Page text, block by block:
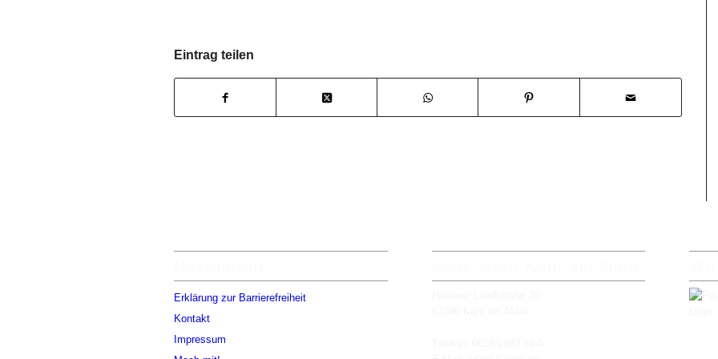
Eintrag teilen
Erklärung zur Barrierefreiheit
Kontakt
Impressum